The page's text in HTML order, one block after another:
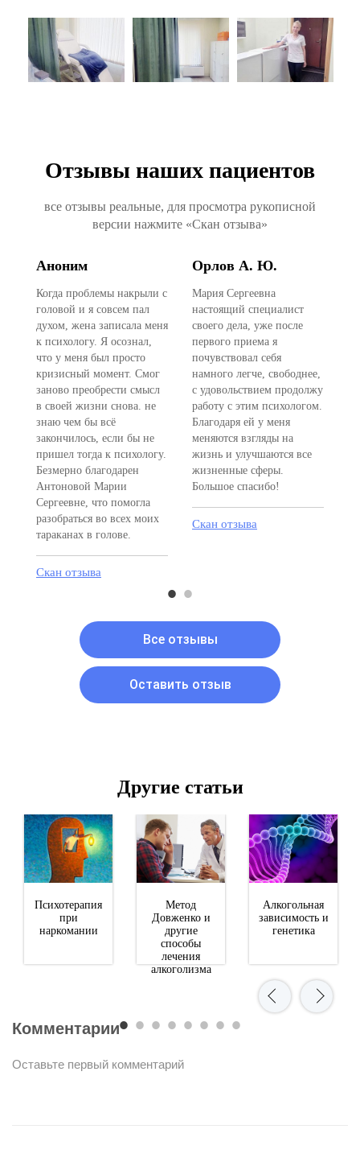
Отзывы наших пациентов
все отзывы реальные, для просмотра рукописной
версии нажмите «Скан отзыва»
Аноним
Когда проблемы накрыли с
головой и я совсем пал
духом, жена записала меня
к психологу. Я осознал,
что у меня был просто
кризисный момент. Смог
заново преобрести смысл
в своей жизни снова. не
знаю чем бы всё
закончилось, если бы не
пришел тогда к психологу.
Безмерно благодарен
Антоновой Марии
Сергеевне, что помогла
разобраться во всех моих
тараканах в голове.
Скан отзыва
Орлов А. Ю.
Мария Сергеевна
настоящий специалист
своего дела, уже после
первого приема я
почувствовал себя
намного легче, свободнее,
с удовольствием продолжу
работу с этим психологом.
Благодаря ей у меня
меняются взгляды на
жизнь и улучшаются все
жизненные сферы.
Большое спасибо!
Скан отзыва
Все отзывы
Оставить отзыв
Другие статьи
Психотерапия
при
наркомании
Метод
Довженко и
другие
способы
лечения
алкоголизма
Алкогольная
зависимость и
генетика
Комментарии
Оставьте первый комментарий